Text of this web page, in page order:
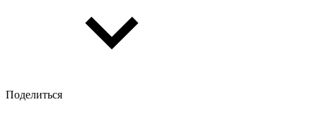
Поделиться